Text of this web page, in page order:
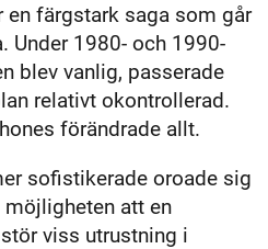
en färgstark saga som går
Under 1980- och 1990-
blev vanlig, passerade
relativt okontrollerad.
förändrade allt.
sofistikerade oroade sig
att en
viss utrustning i